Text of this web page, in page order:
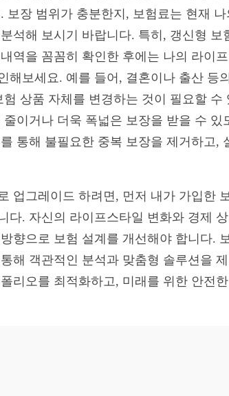
보장 범위가 충분한지, 보험료는 현재
석해 보시기 바랍니다. 특히, 갱신형 보
역을 꼼꼼히 확인한 후에는 나의 라이
해보세요. 예를 들어, 결혼이나 출산 등
상품 자체를 변경하는 것이 필요할 수
이거나 더욱 폭넓은 보장을 받을 수 있
통해 불필요한 중복 보장을 제거하고,
업그레이드 하려면, 먼저 내가 가입한
다. 자신의 라이프스타일 변화와 경제
향으로 보험 설계를 개선해야 합니다.
해 객관적인 분석과 맞춤형 솔루션을
리오를 최적화하고, 미래를 위한 안전